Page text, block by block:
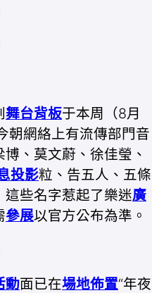
舞台背板于本周（8月
朝網絡上有流傳部門音
、莫文蔚、徐佳瑩、
投影粒、告五人、五條
這些名字惹起了樂迷廣
參展以官方公布為準。
動面已在場地佈置“年夜